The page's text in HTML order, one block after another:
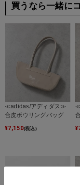
あらかじめご了承ください。
総柄の商品は使用している
す。 ご注文が殺到した場
ご迷惑をお掛け致しますが
買うなら一緒に
≪adidas/アディダス≫
合皮ボウリングバッグ
¥7,150(税込)
¥